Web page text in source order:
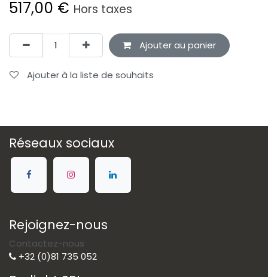
517,00 € Hors taxes
Ajouter au panier
Ajouter à la liste de souhaits
Réseaux sociaux
Rejoignez-nous
Contactez-nous
+32 (0)81 735 052